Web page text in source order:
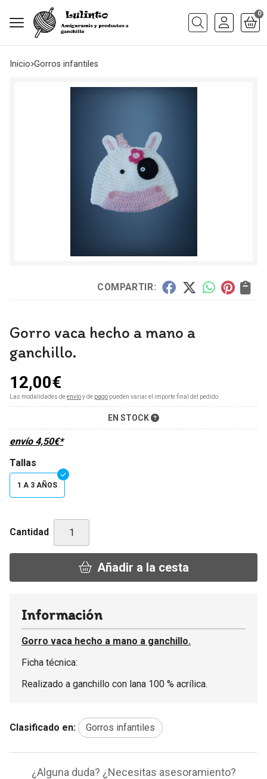
Buscar
0
Inicio gorros infantiles
COMPARTIR:
Gorro vaca hecho a mano a
ganchillo.
12,00€
Las modalidades deenvíoy de pago pueden variar el importe final del pedido.
EN STOCK
envío 4,50€*
Tallas
1 A 3 AÑOS
Cantidad
Añadir a la cesta
Información
Gorro vaca hecho a mano a ganchillo.
Ficha técnica:
Realizado a ganchillo con lana 100 % acrílica.
Clasificado en: Gorros infantiles
¿Alguna duda? ¿Necesitas asesoramiento?